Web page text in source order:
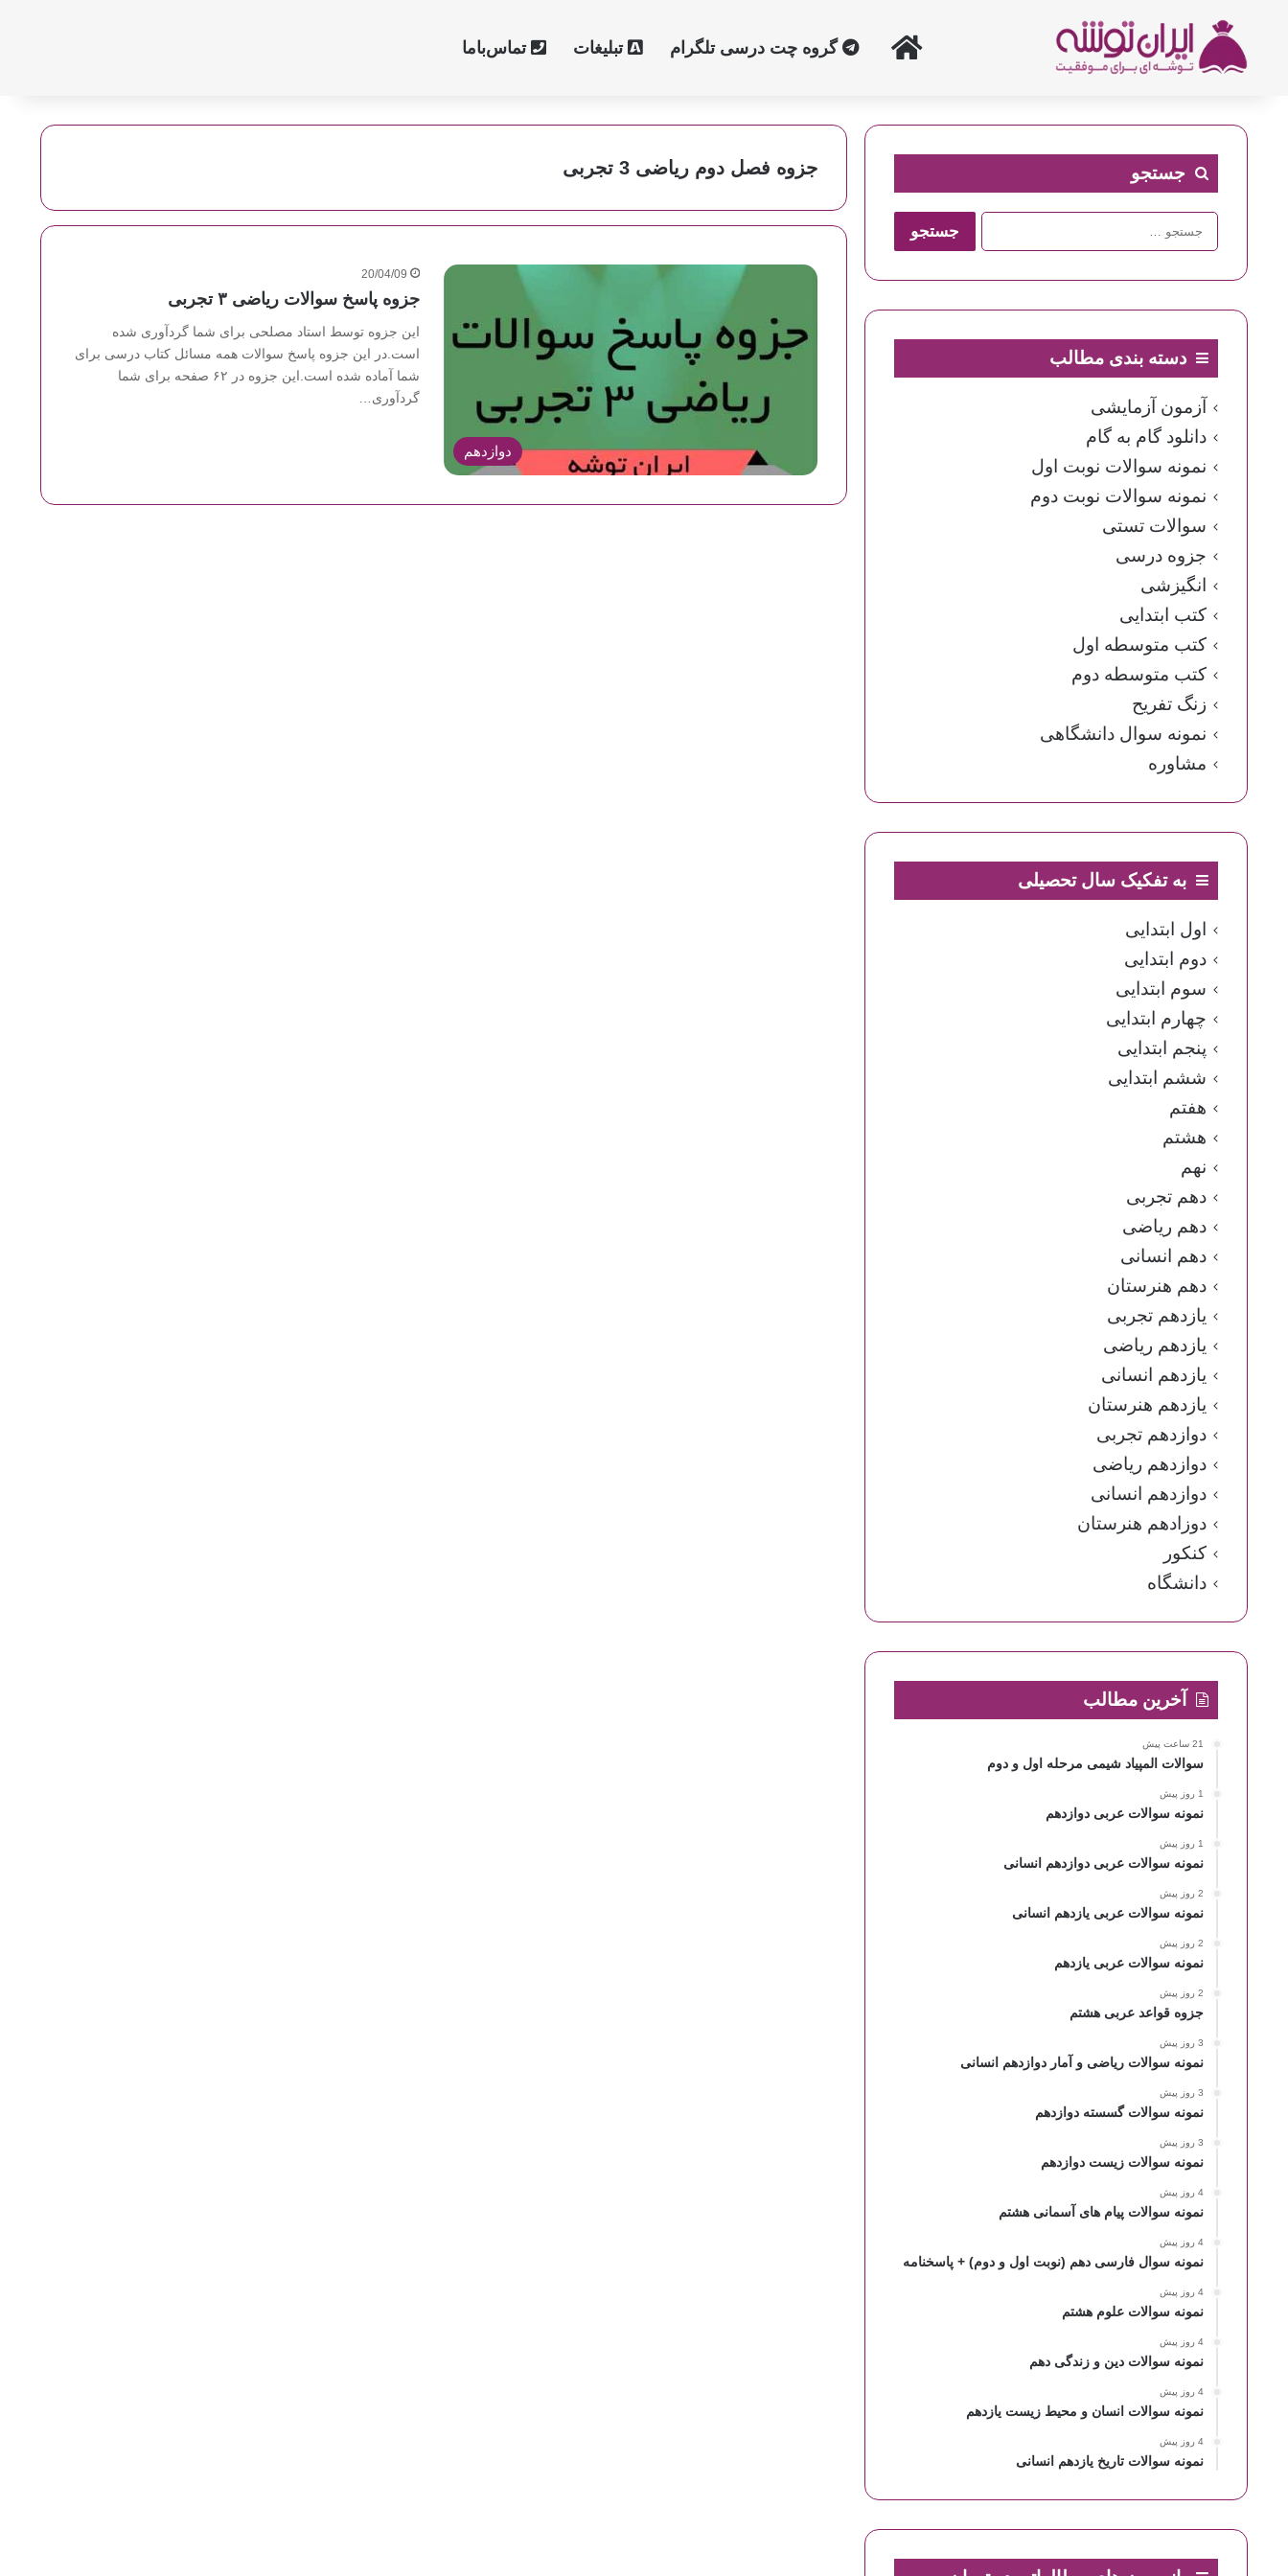
خانه گروه چت درسی تلگرام تبلیغات تماس‌با‌ما
جزوه فصل دوم ریاضی 3 تجربی
دوازدهم
20/04/09
جزوه پاسخ سوالات ریاضی ۳ تجربی
این جزوه توسط استاد مصلحی برای شما گردآوری شده
است.در این جزوه پاسخ سوالات همه مسائل کتاب درسی برای
شما آماده شده است.این جزوه در ۶۲ صفحه برای شما
گردآوری…
جستجو
جستجو
برای:
دسته بندی مطالب
آزمون آزمایشی
دانلود گام به گام
نمونه سوالات نوبت اول
نمونه سوالات نوبت دوم
سوالات تستی
جزوه درسی
انگیزشی
کتب ابتدایی
کتب متوسطه اول
کتب متوسطه دوم
زنگ تفریح
نمونه سوال دانشگاهی
مشاوره
به تفکیک سال تحصیلی
اول ابتدایی
دوم ابتدایی
سوم ابتدایی
چهارم ابتدایی
پنجم ابتدایی
ششم ابتدایی
هفتم
هشتم
نهم
دهم تجربی
دهم ریاضی
دهم انسانی
دهم هنرستان
یازدهم تجربی
یازدهم ریاضی
یازدهم انسانی
یازدهم هنرستان
دوازدهم تجربی
دوازدهم ریاضی
دوازدهم انسانی
دوزادهم هنرستان
کنکور
دانشگاه
آخرین مطالب
21 ساعت پیش
سوالات المپیاد شیمی مرحله اول و دوم
1 روز پیش
نمونه سوالات عربی دوازدهم
1 روز پیش
نمونه سوالات عربی دوازدهم انسانی
2 روز پیش
نمونه سوالات عربی یازدهم انسانی
2 روز پیش
نمونه سوالات عربی یازدهم
2 روز پیش
جزوه قواعد عربی هشتم
3 روز پیش
نمونه سوالات ریاضی و آمار دوازدهم انسانی
3 روز پیش
نمونه سوالات گسسته دوازدهم
3 روز پیش
نمونه سوالات زیست دوازدهم
4 روز پیش
نمونه سوالات پیام های آسمانی هشتم
4 روز پیش
نمونه سوال فارسی دهم (نوبت اول و دوم) + پاسخنامه
4 روز پیش
نمونه سوالات علوم هشتم
4 روز پیش
نمونه سوالات دین و زندگی دهم
4 روز پیش
نمونه سوالات انسان و محیط زیست یازدهم
4 روز پیش
نمونه سوالات تاریخ یازدهم انسانی